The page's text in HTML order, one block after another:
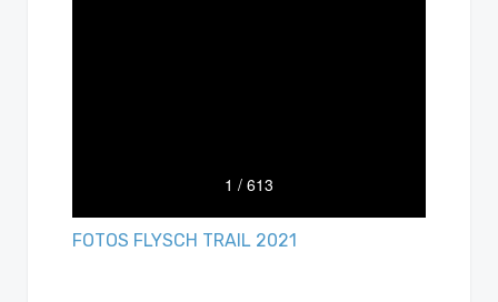
FOTOS FLYSCH TRAIL 2021